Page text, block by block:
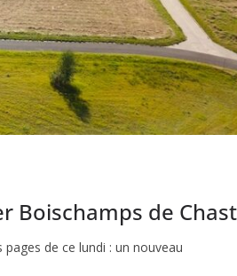
Boischamps de
pages de ce lundi : un nouveau